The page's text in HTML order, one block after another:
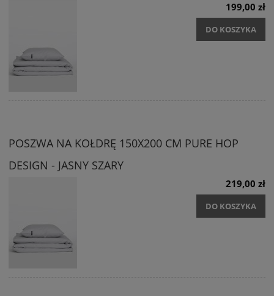
199,00 zł
DO KOSZYKA
POSZWA NA KOŁDRĘ 150X200 CM PURE HOP
DESIGN - JASNY SZARY
219,00 zł
DO KOSZYKA